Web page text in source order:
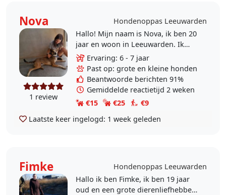
Nova Hondenoppas Leeuwarden
1 review
Hallo! Mijn naam is Nova, ik ben 20
jaar en woon in Leeuwarden. Ik
ben altijd al gek geweest op
honden, ik ben opgegroeid met
honden katten &..
Ervaring: 6 - 7 jaar
Past op: grote en kleine honden
Beantwoorde berichten 91%
Gemiddelde reactietijd 2 weken
€15
€25
€9
Laatste keer ingelogd: 1 week geleden
Fimke
Hondenoppas Leeuwarden
Hallo ik ben Fimke, ik ben 19 jaar
oud en een grote dierenliefhebber.